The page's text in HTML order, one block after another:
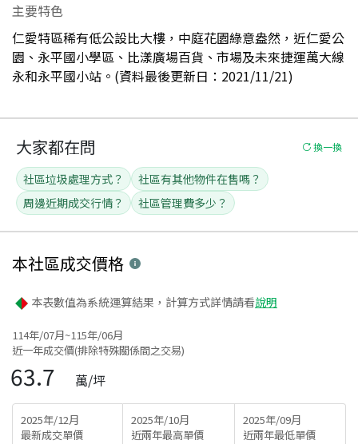
主要特色
仁愛特區稀有低公設比大樓，中庭花園綠意盎然，近仁愛公
園、永平國小學區、比漾廣場百貨、市場及未來捷運萬大線
永和永平國小站。(資料最後更新日：2021/11/21)
大家都在問 換一換
社區垃圾處理方式？
社區有其他物件在售嗎？
周邊近期成交行情？
社區管理費多少？
本社區成交價格
本表數值為系統運算結果，計算方式詳情請看說明
114年/07月~115年/06月
近一年成交價(排除特殊關係間之交易)
63.7 萬/坪
2025年/12月
最新成交單價
2025年/10月
近兩年最高單價
2025年/09月
近兩年最低單價